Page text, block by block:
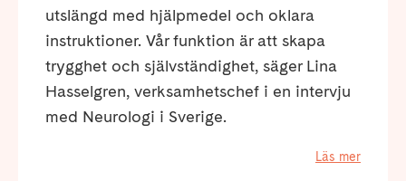
utslängd med hjälpmedel och oklara
instruktioner. Vår funktion är att skapa
trygghet och självständighet, säger Lina
Hasselgren, verksamhetschef i en intervju
med Neurologi i Sverige.
Läs mer